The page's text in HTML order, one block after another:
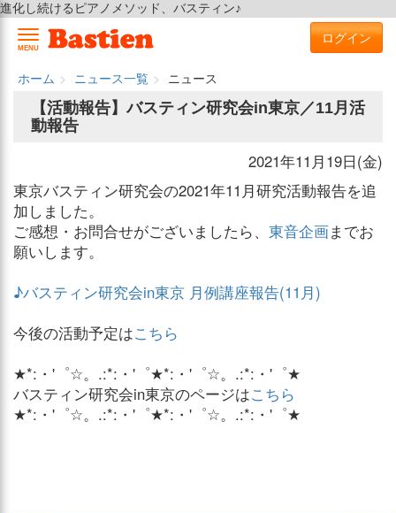
進化し続けるピアノメソッド、バスティン♪
MENU
ログイン
ホーム ニュース一覧
ニュース
【活動報告】バスティン研究会in東京／11月活
動報告
2021年11月19日(金)
東京バスティン研究会の2021年11月研究活動報告を追
加しました。
ご感想・お問合せがございましたら、 東音企画までお
願いします。
♪バスティン研究会in東京 月例講座報告(11月)
今後の活動予定はこちら
★*:・'゜☆。.:*:・'゜★*:・'゜☆。.:*:・'゜★
バスティン研究会in東京のページはこちら
★*:・'゜☆。.:*:・'゜★*:・'゜☆。.:*:・'゜★